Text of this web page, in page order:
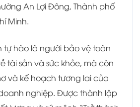
An Lợi Đông, Thành phố
Minh.
tự hào là người bảo vệ toàn
tài sản và sức khỏe, mà còn
và kế hoạch tương lai của
nghiệp. Được thành lập